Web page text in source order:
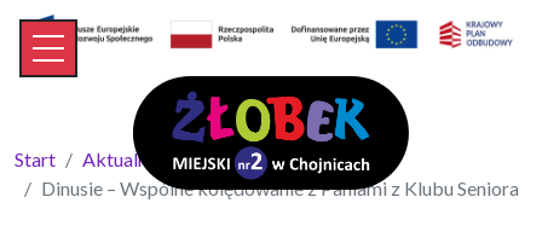
Start
Aktualności
Dinusie – Wspólne kolędowanie z Paniami z Klubu Seniora